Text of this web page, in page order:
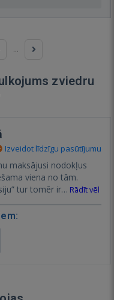
...
zviedru
Izveidot līdzīgu pasūtījumu
viena no tām.
tur tomēr ir… Rādīt vēl